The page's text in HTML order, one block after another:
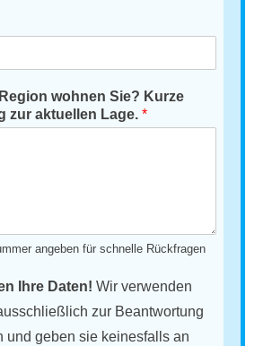
wohnen Sie? Kurze
zur aktuellen Lage.*
angeben für schnelle Rückfragen
Ihre Daten! Wir verwenden
zur Beantwortung
und geben sie keinesfalls an